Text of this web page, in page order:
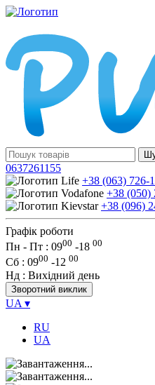
0637261155
+38 (063) 726-
+38 (050)
+38 (096)
Графік роботи
Пн - Пт : 0900 -18 00
Сб : 0900 -12 00
Нд : Вихідний день
Зворотний виклик
UA ▾
RU
UA